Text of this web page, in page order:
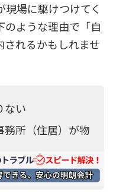
場に駆けつけてく
のような理由で「自
れるかもしれませ
ない
務所（住居）が物